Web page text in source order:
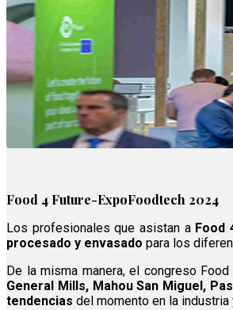
Food 4 Future-ExpoFoodtech 2024
Los profesionales que asistan a Food
procesado y envasado para los
De la misma manera, el congreso
General Mills, Mahou San Miguel,
tendencias del momento en la